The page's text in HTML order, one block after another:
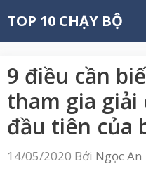
đến
nội
TOP 10 CHẠY BỘ
9 điều cần
tham gia giải
đầu tiên của
14/05/2020 Bởi Ngọc An